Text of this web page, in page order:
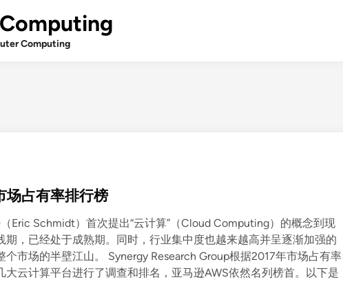
Computing
场占有率排行榜
Eric Schmidt）首次提出“云计算”（Cloud Computing）的概念到现
，已经处于成熟期。同时，行业集中度也越来越高并呈逐渐加强的
市场的半壁江山。 Synergy Research Group根据2017年市场占有率
云计算平台进行了调查和排名，亚马逊AWS依然名列榜首。以下是